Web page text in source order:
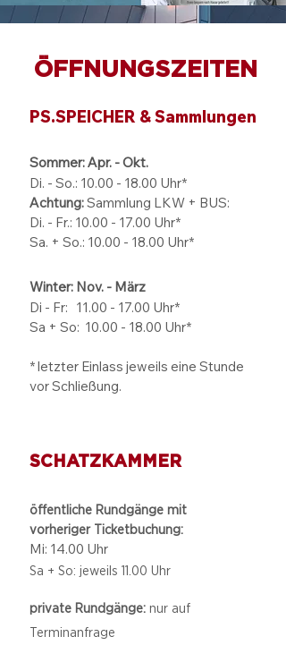
ÖFFNUNGSZEITEN
PS.SPEICHER & Sammlungen
Sommer: Apr. - Okt.
Di. - So.: 10.00 - 18.00 Uhr*
Achtung:Sammlung LKW + BUS:
Di. - Fr.: 10.00 - 17.00 Uhr*
Sa. + So.: 10.00 - 18.00 Uhr*
Winter: Nov. - März
Di - Fr: 11.00 - 17.00 Uhr*
Sa + So: 10.00 - 18.00 Uhr*
* letzter Einlass jeweils eine Stunde
vor Schließung.
SCHATZKAMMER
öffentliche Rundgänge mit
vorheriger Ticketbuchung:
Mi: 14.00 Uhr
Sa + So: jeweils 11.00 Uhr
private Rundgänge: nur auf
Terminanfrage